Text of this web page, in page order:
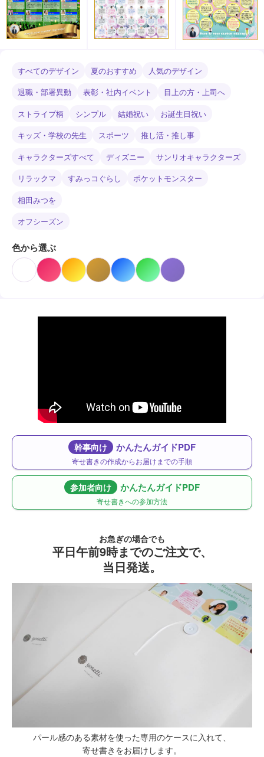
すべてのデザイン 夏のおすすめ
人気のデザイン
退職・部署異動
表彰・社内イベント
目上の方・上司へ
ストライプ柄
シンプル 結婚祝い
お誕生日祝い
キッズ・学校の先生
スポーツ
推し活・推し事
キャラクターズすべて
ディズニー
サンリオキャラクターズ
リラックマ
すみっコぐらし
ポケットモンスター
相田みつを
オフシーズン
色から選ぶ
幹事向け かんたんガイドPDF
寄せ書きの作成からお届けまでの手順
参加者向け かんたんガイドPDF
寄せ書きへの参加方法
お急ぎの場合でも
平日午前9時までのご注文で、
当日発送。
パール感のある素材を使った専用のケースに入れて、
寄せ書きをお届けします。